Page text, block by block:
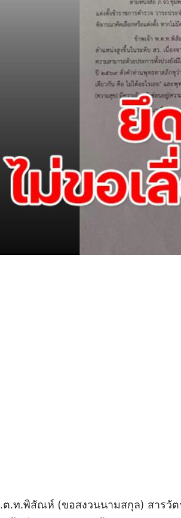
.ต.ท.พิสัณห์ (ขอสงวนนามสกุล) สาร